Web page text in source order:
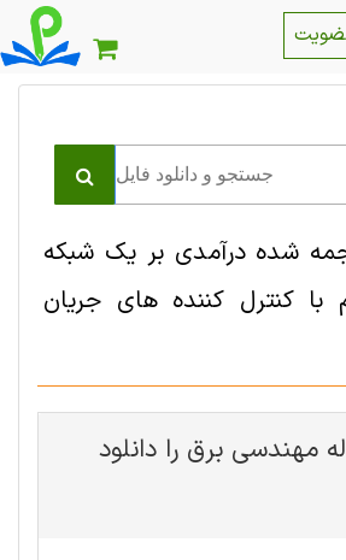
شده درآمدی بر یک شبکه
با کنترل کننده های جریان
مهندسی برق را دانلود